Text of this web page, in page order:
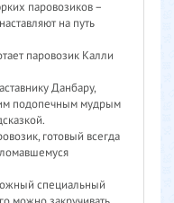
паровозиков –
на путь
паровозик Калли
Данбару,
подопечным мудрым
готовый всегда
специальный